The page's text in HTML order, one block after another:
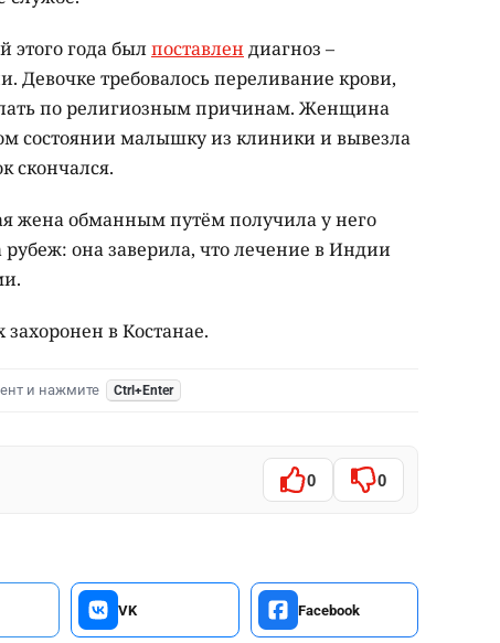
этого года былпоставлен диагноз –
Девочке требовалось переливание крови,
по религиозным причинам. Женщина
состоянии малышку из клиники и вывезла
скончался.
жена обманным путём получила у него
она заверила, что лечение в Индии
в Костанае.
и нажмите Ctrl+Enter
0 0
VK Facebook